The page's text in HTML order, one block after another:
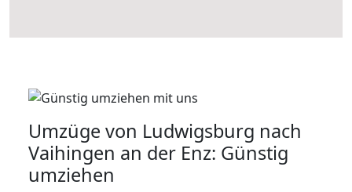
Umzüge von Ludwigsburg nach
Vaihingen an der Enz: Günstig
umziehen